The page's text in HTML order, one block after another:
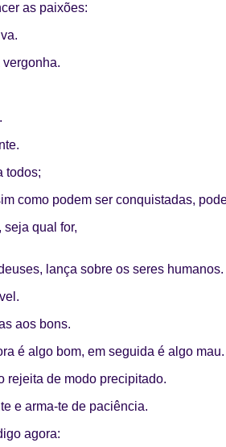
as paixões:
todos;
como podem ser conquistadas,
seja qual for,
lança sobre os seres humanos.
aos bons.
é algo bom, em seguida é algo mau.
rejeita de modo precipitado.
e arma-te de paciência.
agora: